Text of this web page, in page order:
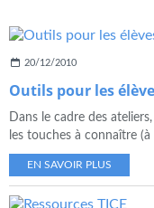
20/12/2010
Outils pour les
Dans le cadre des
les touches à connaître (à
EN SAVOIR PLUS